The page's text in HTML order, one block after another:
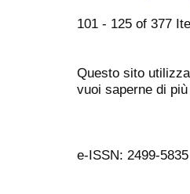
101 - 125 of 377
Questo sito
vuoi saperne di
e-ISSN: 2499-5835